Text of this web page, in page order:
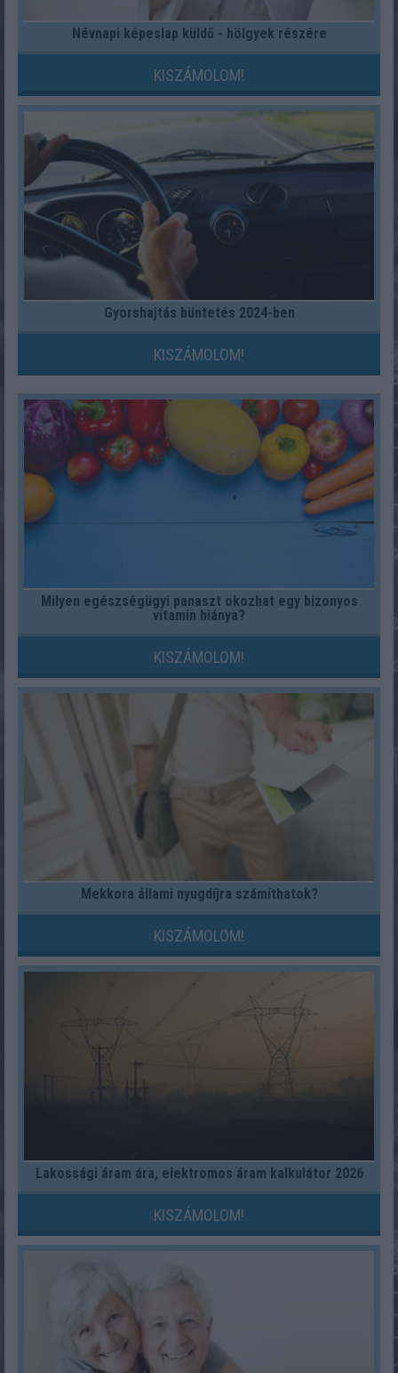
Névnapi képeslap küldő - hölgyek részére
KISZÁMOLOM!
Gyorshajtás büntetés 2024-ben
KISZÁMOLOM!
Milyen egészségügyi panaszt okozhat egy bizonyos
vitamin hiánya?
KISZÁMOLOM!
Mekkora állami nyugdíjra számíthatok?
KISZÁMOLOM!
Lakossági áram ára, elektromos áram kalkulátor 2026
KISZÁMOLOM!